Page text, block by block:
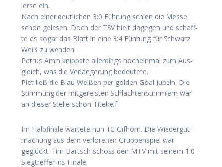
ler­se ein.
Nach einer deut­li­chen 3:0 Füh­rung schien die Mes­se
schon gele­sen. Doch der TSV hielt dage­gen und schaff­
te es sogar das Blatt in eine 3:4 Füh­rung für Schwarz
Weiß zu wen­den.
Petrus Amin knipps­te aller­dings noch­ein­mal zum Aus­
gleich, was die Ver­län­ge­rung bedeu­te­te.
Piet ließ die Blau Wei­ßen per gol­den Goal Jubeln. Die
Stim­mung der mit­ge­reis­ten Schlach­ten­bumm­lern war
an die­ser Stel­le schon Titelreif.
Im Halb­fi­na­le war­te­te nun TC Gif­horn. Die Wie­der­gut­
ma­chung aus dem ver­lo­re­nen Grup­pen­spiel war
geglückt. Tim Bartsch schoss den MTV mit sei­nem 1:0
Sieg­tref­fer ins Finale.